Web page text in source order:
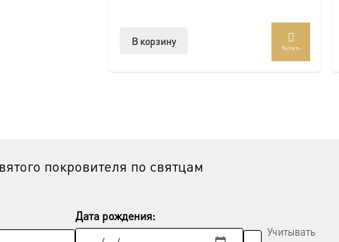
В корзину
Купить
покровителя по святцам
Дата рождения:
Учитывать